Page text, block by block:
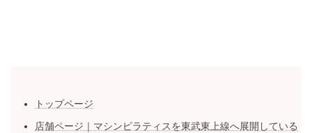
トップページ
店舗ページ｜マシンピラティスを東武東上線へ展開している